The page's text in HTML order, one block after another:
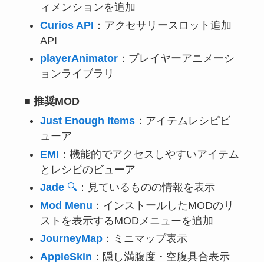
ィメンションを追加
Curios API ：アクセサリースロット追加
API
playerAnimator ：プレイヤーアニメーシ
ョンライブラリ
■推奨MOD
Just Enough Items ：アイテムレシピビ
ューア
EMI ：機能的でアクセスしやすいアイテム
とレシピのビューア
Jade 🔍 ：見ているものの情報を表示
Mod Menu ：インストールしたMODのリ
ストを表示するMODメニューを追加
JourneyMap ：ミニマップ表示
AppleSkin ：隠し満腹度・空腹具合表示